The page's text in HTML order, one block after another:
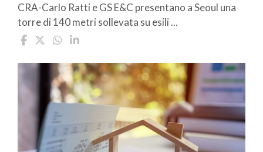
CRA-Carlo Ratti e GS E&C presentano a Seoul una
torre di 140 metri sollevata su esili ...